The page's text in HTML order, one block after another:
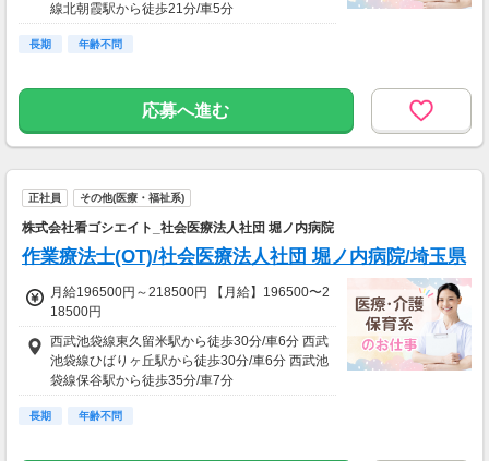
線北朝霞駅から徒歩21分/車5分
長期 年齢不問
応募へ進む
正社員 その他(医療・福祉系)
株式会社看ゴシエイト_社会医療法人社団 堀ノ内病院
作業療法士(OT)/社会医療法人社団 堀ノ内病院/埼玉県
月給196500円～218500円 【月給】196500〜2
18500円
西武池袋線東久留米駅から徒歩30分/車6分 西武
池袋線ひばりヶ丘駅から徒歩30分/車6分 西武池
袋線保谷駅から徒歩35分/車7分
長期 年齢不問